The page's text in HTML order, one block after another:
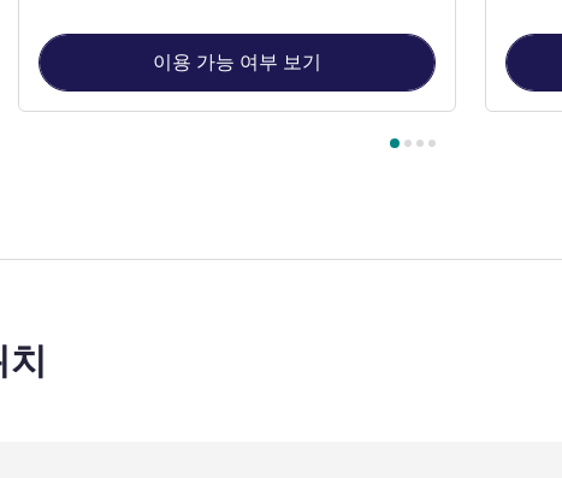
이용 가능 여부 보기
치